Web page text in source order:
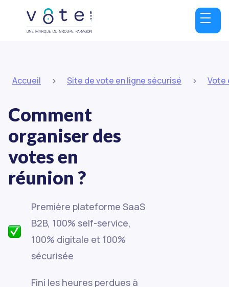
Accueil > Site de vote en ligne sécurisé > Vote
Comment
organiser des
votes en
réunion ?
Première plateforme SaaS
B2B, 100% self-service,
100% digitale et 100%
sécurisée
Fini les heures perdues à